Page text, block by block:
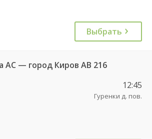
Выбрать
АС — город Киров АВ 216
12:45
Гуренки д. пов.